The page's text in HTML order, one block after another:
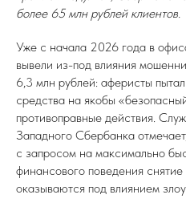
более 65 млн рублей клиентов.
Уже с начала 2026 года в
вывели из-под влияния
6,3 млн рублей: аферисты
средства на якобы
противоправные действия.
Западного Сбербанка
с запросом на максимально
финансового поведения
оказываются под влиянием